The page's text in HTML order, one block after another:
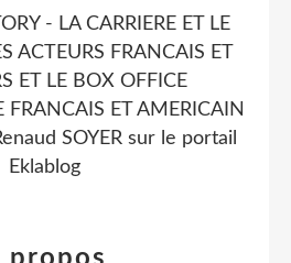
- LA CARRIERE ET LE
ACTEURS FRANCAIS ET
ET LE BOX OFFICE
ET AMERICAIN
SOYER sur le portail
Eklablog